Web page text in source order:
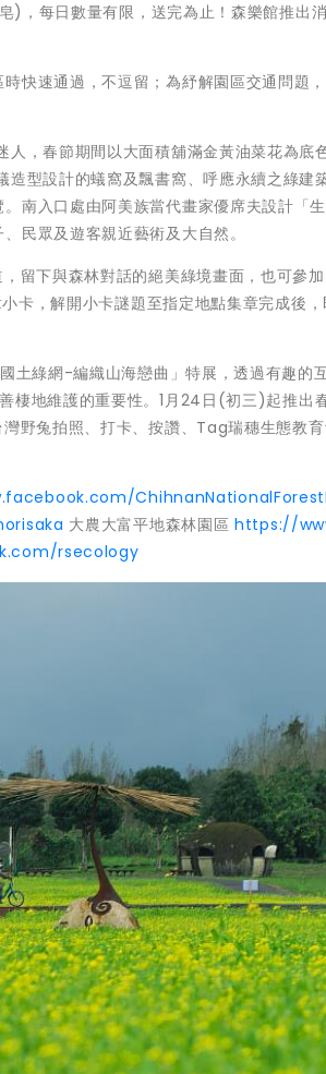
，每日數量有限，送完為止！森樂館推出
快速通過，不逗留；為紓解園區交通問題
，春節期間以大面積舖滿金黃油菜花為底
造型設計的蟻窩及飄書窩、呼應永續之綠建
南入口處由阿美族當代畫家優席夫設計「
民眾及遊客親近藝術及大自然。
留下與森林對話的絕美綠境畫面，也可參
卡，解開小卡謎題至指定地點集章完成後
土綠網-編織山海戀曲」特展，透過有趣的
棲地維護的重要性。1月24日(初三)起推出
野兔拍照、打卡、按讚、Tag瑞穗生態教
大農大富平地森林園區https://
rsecology